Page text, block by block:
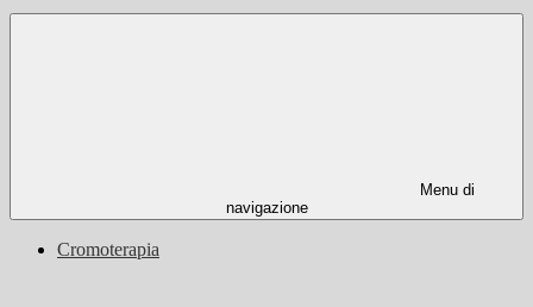
Menu di
navigazione
Cromoterapia